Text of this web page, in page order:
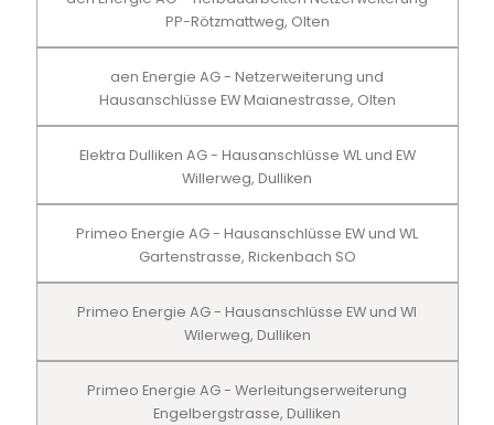
PP-Rötzmattweg, Olten
aen Energie AG - Netzerweiterung und
Hausanschlüsse EW Maianestrasse, Olten
Elektra Dulliken AG - Hausanschlüsse WL und EW
Willerweg, Dulliken
Primeo Energie AG - Hausanschlüsse EW und WL
Gartenstrasse, Rickenbach SO
Primeo Energie AG - Hausanschlüsse EW und Wl
Wilerweg, Dulliken
Primeo Energie AG - Werleitungserweiterung
Engelbergstrasse, Dulliken